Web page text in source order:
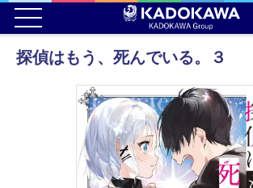
探偵はもう、死んでいる。３